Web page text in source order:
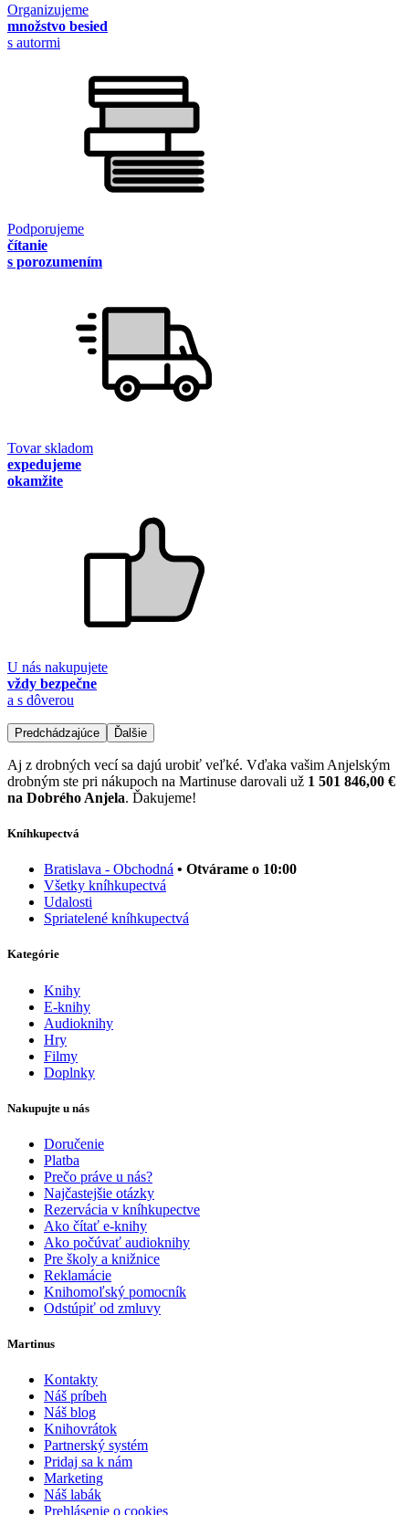
Organizujeme
množstvo besied
s autormi
Podporujeme
čítanie
s porozumením
Tovar skladom
expedujeme
okamžite
U nás nakupujete
vždy bezpečne
a s dôverou
Predchádzajúce Ďalšie
Aj z drobných vecí sa dajú urobiť veľké. Vďaka vašim Anjelským
drobným ste pri nákupoch na Martinuse darovali už 1 501 846,00 €
na Dobrého Anjela. Ďakujeme!
Kníhkupectvá
Bratislava - Obchodná • Otvárame o 10:00
Všetky kníhkupectvá
Udalosti
Spriatelené kníhkupectvá
Kategórie
Knihy
E-knihy
Audioknihy
Hry
Filmy
Doplnky
Nakupujte u nás
Doručenie
Platba
Prečo práve u nás?
Najčastejšie otázky
Rezervácia v kníhkupectve
Ako čítať e-knihy
Ako počúvať audioknihy
Pre školy a knižnice
Reklamácie
Knihomoľský pomocník
Odstúpiť od zmluvy
Martinus
Kontakty
Náš príbeh
Náš blog
Knihovrátok
Partnerský systém
Pridaj sa k nám
Marketing
Náš labák
Prehlásenie o cookies